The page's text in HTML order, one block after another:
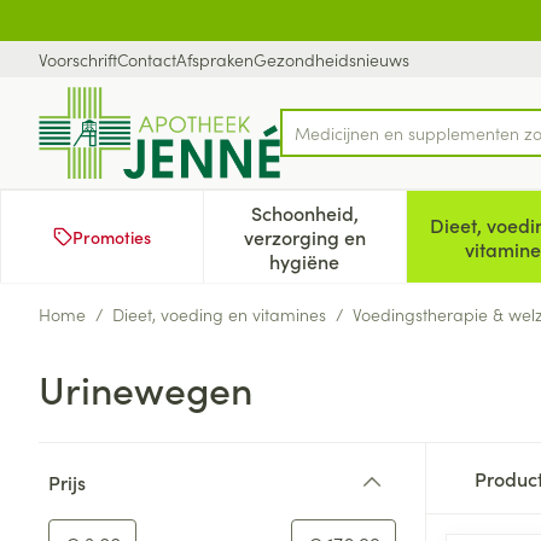
VoorschriftContactAfsprakenGezondheidsnieuws
Product, merk, categorie...
Promoties
Schoonheid,
verzorging en
hygiëne
Toon submenu voor
Dieet,
Home / Dieet, voeding en vitamines / Voedingstherapie &
Urinewegen
Prijs